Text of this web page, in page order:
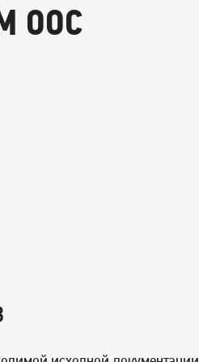
ООС